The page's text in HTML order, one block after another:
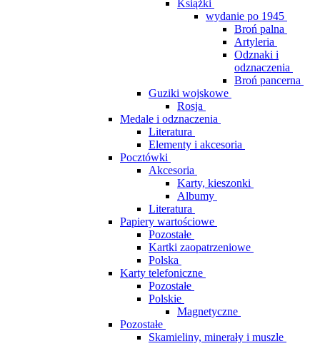
Książki
wydanie po 1945
Broń palna
Artyleria
Odznaki i
odznaczenia
Broń pancerna
Guziki wojskowe
Rosja
Medale i odznaczenia
Literatura
Elementy i akcesoria
Pocztówki
Akcesoria
Karty, kieszonki
Albumy
Literatura
Papiery wartościowe
Pozostałe
Kartki zaopatrzeniowe
Polska
Karty telefoniczne
Pozostałe
Polskie
Magnetyczne
Pozostałe
Skamieliny, minerały i muszle